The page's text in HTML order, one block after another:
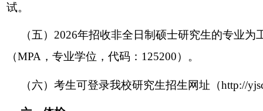
试。
（五）2026年招收非全日制硕士研究生的专业
（MPA，专业学位，代码：125200）。
（六）考生可登录我校研究生招生网址（http://